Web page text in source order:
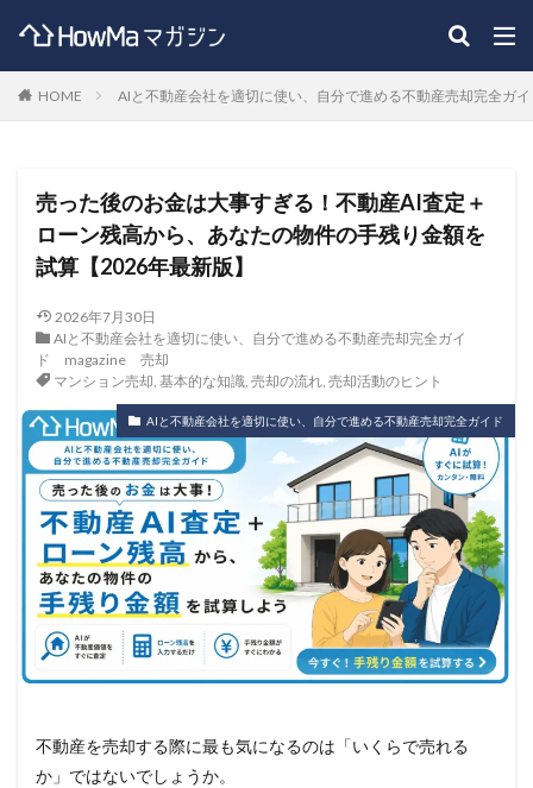
HOME AIと不動産会社を適切に使い、自分で進める不動産売却完全ガ
売った後のお金は大事すぎる！不動産AI査定＋
ローン残高から、あなたの物件の手残り金額を
試算【2026年最新版】
2026年7月30日
AIと不動産会社を適切に使い、自分で進める不動産売却完全ガイ
ド
magazine
売却
マンション売却, 基本的な知識, 売却の流れ, 売却活動のヒント
AIと不動産会社を適切に使い、自分で進める不動産売却完全ガイド
不動産を売却する際に最も気になるのは「いくらで売れる
か」ではないでしょうか。